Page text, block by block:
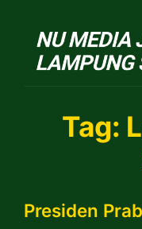
Tag:
Presiden